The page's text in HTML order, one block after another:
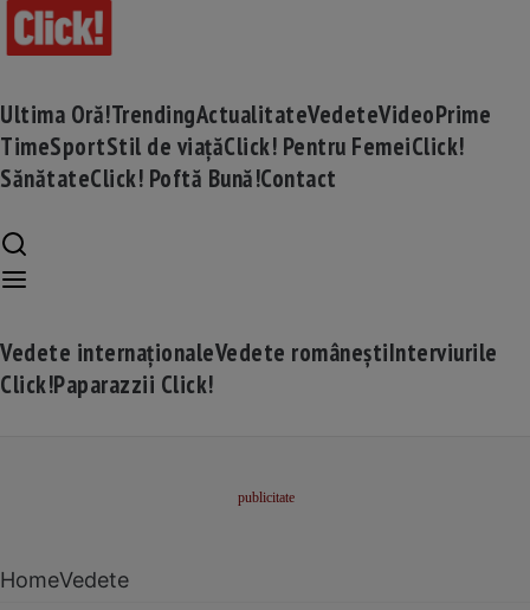
Ultima Oră!TrendingActualitateVedeteVideoPrime
TimeSportStil de viațăClick! Pentru FemeiClick!
SănătateClick! Poftă Bună!Contact
Vedete internaționaleVedete româneștiInterviurile
Click!Paparazzii Click!
HomeVedete